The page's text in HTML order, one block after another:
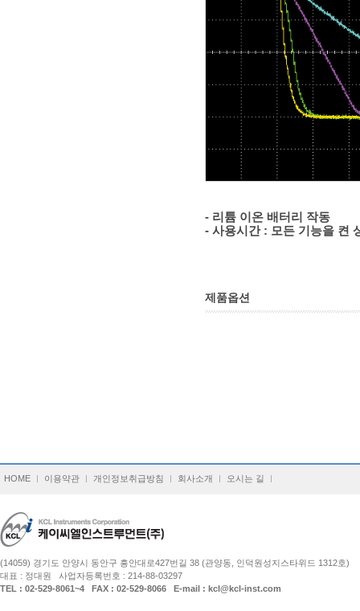
- 리튬 이온 배터리 작동
- 사용시간 : 모든 기능을 켠
제품옵션
HOME 이용약관 개인정보취급방침 회사소개 오시는 길
(14059) 경기도 안양시 동안구 흥안대로427번길 38 (관양동, 인덕원성지스타위드 1312호)
대표 : 정대원 사업자등록번호 : 214-88-03297
TEL : 02-529-8061~4 FAX : 02-529-8066 E-mail : kcl@kcl-inst.com